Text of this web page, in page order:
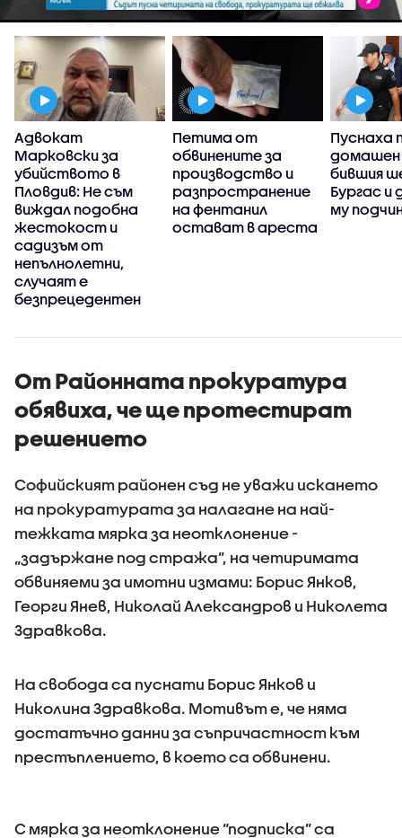
Адвокат
Марковски за
убийството в
Пловдив: Не съм
виждал подобна
жестокост и
садизъм от
непълнолетни,
случаят е
безпрецедентен
Петима от
обвинените за
производство и
разпространение
на фентанил
остават в ареста
Пуснаха
бившия
Бургас
му
От Районната прокуратура
обявиха, че ще протестират
решението
Софийският районен съд не уважи искането
на прокуратурата за налагане на най-
тежката мярка за неотклонение -
„задържане под стража”, на четиримата
обвиняеми за имотни измами: Борис Янков,
Георги Янев, Николай Александров и Николета
Здравкова.
На свобода са пуснати Борис Янков и
Николина Здравкова. Мотивът е, че няма
достатъчно данни за съпричастност към
престъплението, в което са обвинени.
С мярка за неотклонение “подписка” са